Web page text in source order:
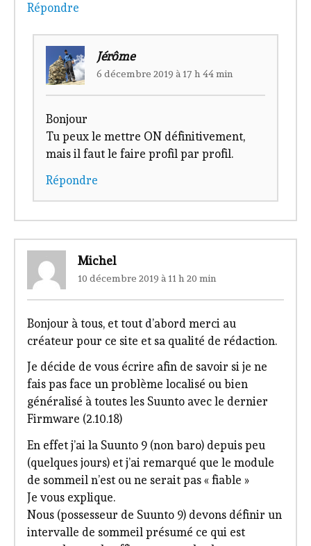
Répondre
Jérôme
6 décembre 2019 à 17 h 44 min
Bonjour
Tu peux le mettre ON définitivement,
mais il faut le faire profil par profil.
Répondre
Michel
10 décembre 2019 à 11 h 20 min
Bonjour à tous, et tout d’abord merci au
créateur pour ce site et sa qualité de rédaction.
Je décide de vous écrire afin de savoir si je ne
fais pas face un problème localisé ou bien
généralisé à toutes les Suunto avec le dernier
Firmware (2.10.18)
En effet j’ai la Suunto 9 (non baro) depuis peu
(quelques jours) et j’ai remarqué que le module
de sommeil n’est ou ne serait pas « fiable »
Je vous explique.
Nous (possesseur de Suunto 9) devons définir un
intervalle de sommeil présumé ce qui est